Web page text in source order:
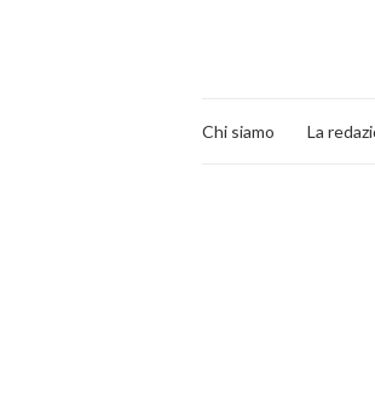
Chi siamo La